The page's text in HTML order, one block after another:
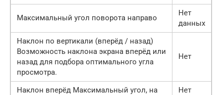
Максимальный угол поворота направо
Нет
данных
Наклон по вертикали (вперёд / назад)
Возможность наклона экрана вперёд или
назад для подбора оптимального угла
просмотра.
Нет
Наклон вперёд Максимальный угол, на
Нет